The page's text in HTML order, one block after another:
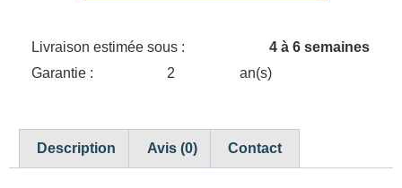
Livraison estimée sous :
4 à 6 semaines
Garantie :
2 an(s)
Description Avis (0) Contact